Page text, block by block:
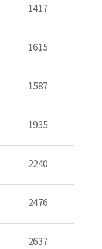
1417
1615
1587
1935
2240
2476
2637